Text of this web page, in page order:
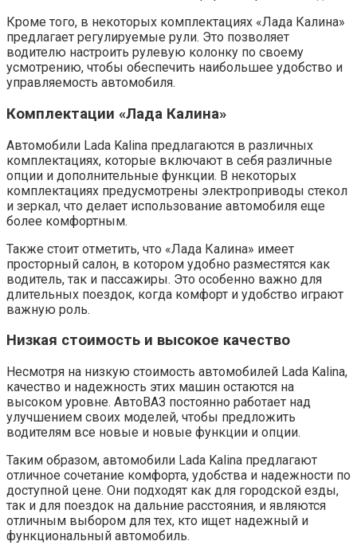
Кроме того, в некоторых комплектациях «Лада Калина»
предлагает регулируемые рули. Это позволяет
водителю настроить рулевую колонку по своему
усмотрению, чтобы обеспечить наибольшее удобство и
управляемость автомобиля.
Комплектации «Лада Калина»
Автомобили Lada Kalina предлагаются в различных
комплектациях, которые включают в себя различные
опции и дополнительные функции. В некоторых
комплектациях предусмотрены электроприводы стекол
и зеркал, что делает использование автомобиля еще
более комфортным.
Также стоит отметить, что «Лада Калина» имеет
просторный салон, в котором удобно разместятся как
водитель, так и пассажиры. Это особенно важно для
длительных поездок, когда комфорт и удобство играют
важную роль.
Низкая стоимость и высокое качество
Несмотря на низкую стоимость автомобилей Lada Kalina,
качество и надежность этих машин остаются на
высоком уровне. АвтоВАЗ постоянно работает над
улучшением своих моделей, чтобы предложить
водителям все новые и новые функции и опции.
Таким образом, автомобили Lada Kalina предлагают
отличное сочетание комфорта, удобства и надежности по
доступной цене. Они подходят как для городской езды,
так и для поездок на дальние расстояния, и являются
отличным выбором для тех, кто ищет надежный и
функциональный автомобиль.